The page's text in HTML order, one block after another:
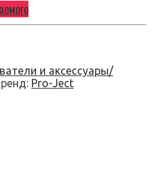
и аксессуары/
Pro-Ject